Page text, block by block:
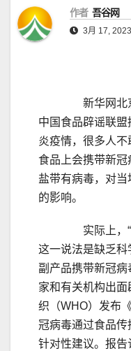
作者 吾谷网
3月 17, 2023
新华网北京
中国食品辟谣联
炎疫情，很多人不
食品上会携带新
盐带有病毒，对
的影响。
实际上，“
这一说法是缺乏
副产品携带新冠
家和有关机构出
织（WHO）发布
冠病毒通过食品
针对性建议。报